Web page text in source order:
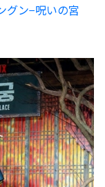
グン−呪いの宮